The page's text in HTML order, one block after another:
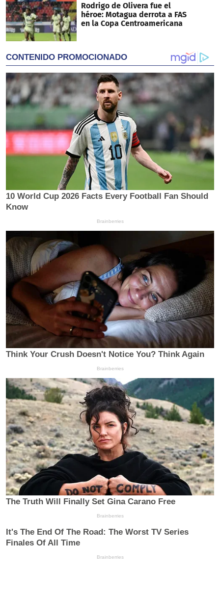
Rodrigo de Olivera fue el
héroe: Motagua derrota a FAS
en la Copa Centroamericana